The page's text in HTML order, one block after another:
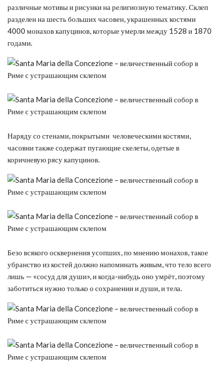
различные мотивы и рисунки на религиозную тематику. Склеп
разделен на шесть больших часовен, украшенных костями
4000 монахов капуцинов, которые умерли между 1528 и 1870
годами.
Наряду со стенами, покрытыми человеческими костями,
часовни также содержат пугающие скелеты, одетые в
коричневую рясу капуцинов.
Безо всякого осквернения усопших, по мнению монахов, такое
убранство из костей должно напоминать живым, что тело всего
лишь — «сосуд для души», и когда-нибудь оно умрёт, поэтому
заботиться нужно только о сохранении и души, и тела.